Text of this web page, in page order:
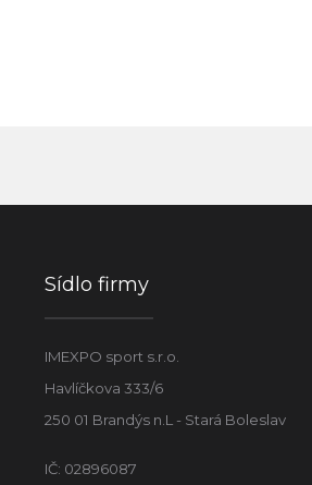
Sídlo firmy
IMEXPO sport s.r.o.
Havlíčkova 333/6
250 01 Brandýs n.L - Stará Boleslav
IČ: 02896087